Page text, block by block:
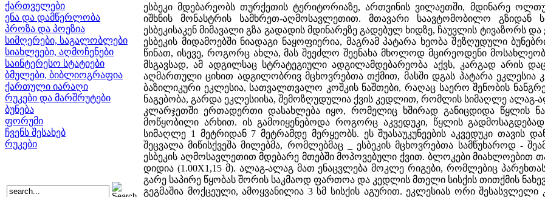
ქართველები
ენა და დამწერლობა
პროზა და პოეზია
სიმღერები, საგალობლები
სიახლეები, აღმოჩენები
საინტერესო სტატიები
ბმულები, ბიბლიოგრაფია
ქართული იარაღი
რუკები და მარშრუტები
ბუნება
ფორუმი
ჩვენს შესახებ
რუკები
ესბეკი მდებარეობს თურქეთის ტერიტორიაზე, ართვინის ვილაეთში, მდინარე
იშხნის მონასტრის სამხრეთ-აღმოსავლეთით. მთავარი საავტომობილო
ესბეკისაკენ მიმავალი გზა გადადის მდინარეზე გადებულ ხიდზე, ჩაუვლის ტივაზორს
ესბეკის მიდამოებში ნიადაგი ნაყოფიერია, მაგრამ პატარა ხეობა შეზღუდული
წინათ, ისევე, როგორც ახლა, მას შეეძლო შეენახა მხოლოდ მცირეოდენი მოსახლეობა.
მსგავსად, ამ ადგილსაც სტრატეგიული ადგილამდებარეობა აქვს, კარგად არის
აღმართული ციხით ადგილობრივ მცხოვრებთა თქმით, მასში დგას პატარა ეკლესია
ბაზილიკური ეკლესია, სათვალთვალო კოშკის ნაშთები, რაღაც საერო შენობის
ნაგებობა, გარდა ეკლესიისა, შემოზღუდულია ქვის კედლით, რომლის სიმაღლე ალაგ-
კლარჯეთში ერთადერთი დასახლება იყო, რომელიც ხშირად განიცდიდა წყლის
მოწყობილი არხით. ის გამოიყენებოდა როგორც აკვედუკი, წყლის
სიმაღლე 1 მეტრიდან 7 მეტრამდე მერყეობს. ეს შუასაუკუნეების აკვედუკი თავის
შეცვალა მიწისქვეშა მილებმა, რომლებმაც _ ესბეკის მცხოვრებთა სამწუხაროდ -
ესბეკის აღმოსავლეთით მდებარე მთებში მოპოვებული ქვით. ბლოკები მიახლოებით
დიდია (1.00X1,15 მ). ალაგ-ალაგ მათ ენაცვლება მოკლე რიგები, რომლებიც
გარე საპირე წყობას შორის საკმაოდ ფართოა და კედლის მთელი სისქის თითქმის
გეგმაშია მოქცეული, ამოყვანილია 3 სმ სისქის აგურით. ეკლესიას ორი